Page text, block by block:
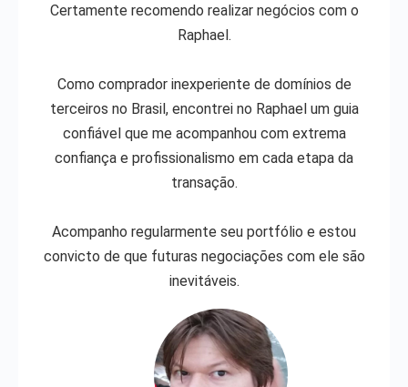
Certamente recomendo realizar negócios com o
Raphael.
Como comprador inexperiente de domínios de
terceiros no Brasil, encontrei no Raphael um guia
confiável que me acompanhou com extrema
confiança e profissionalismo em cada etapa da
transação.
Acompanho regularmente seu portfólio e estou
convicto de que futuras negociações com ele são
inevitáveis.